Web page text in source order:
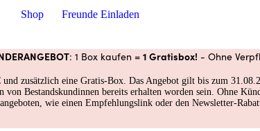
Shop Freunde Einladen
: 1 Box kaufen = 1 Gratisbox! - Ohne
zusätzlich eine Gratis-Box. Das Angebot gilt bis zum
Bestandskundinnen bereits erhalten worden sein. Ohne
wie einen Empfehlungslink oder den Newsletter-